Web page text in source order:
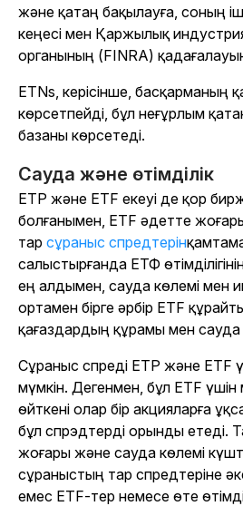
және қатаң бақылауға, соның
кеңесі мен Қаржылық
органының (FINRA)
ETNs, керісінше, басқарманың
көрсетпейді, бұл неғұрлым
базаны көрсетеді.
Сауда және өтімділік
ETP және ETF екеуі де қор
болғанымен, ETF әдетте жоғары
тар сұраныс спредтерін
салыстырғанда ЕТФ
ең алдымен, сауда көлемі мен
ортамен бірге әрбір ETF
қағаздардың құрамы мен сауда
Сұраныс спреді ETP және ETF
мүмкін. Дегенмен, бұл ETF
өйткені олар бір акцияларға
бұл спрэдтерді орынды етеді.
жоғары және сауда көлемі
сұраныстың тар спредтеріне
емес ETF-тер немесе өте